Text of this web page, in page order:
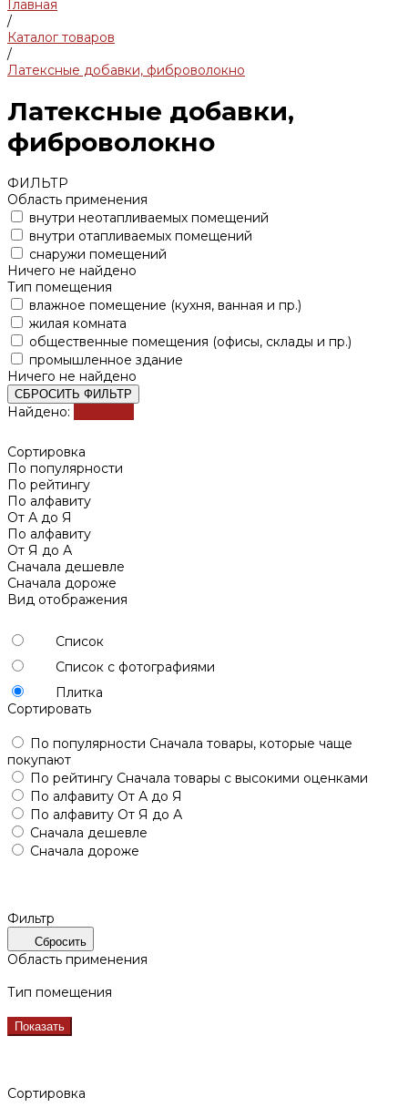
Главная
/
Каталог товаров
/
Латексные добавки, фиброволокно
Латексные добавки,
фиброволокно
ФИЛЬТР
Область применения
внутри неотапливаемых помещений
внутри отапливаемых помещений
снаружи помещений
Ничего не найдено
Тип помещения
влажное помещение (кухня, ванная и пр.)
жилая комната
общественные помещения (офисы, склады и пр.)
промышленное здание
Ничего не найдено
СБРОСИТЬ ФИЛЬТР
Найдено:
Сортировка
По популярности
По рейтингу
По алфавиту
От А до Я
По алфавиту
От Я до А
Сначала дешевле
Сначала дороже
Вид отображения
Список
Список с фотографиями
Плитка
Сортировать
По популярности Сначала товары, которые чаще
покупают
По рейтингу Сначала товары с высокими оценками
По алфавиту От А до Я
По алфавиту От Я до А
Сначала дешевле
Сначала дороже
Фильтр
Сбросить
Область применения
Тип помещения
Показать
Сортировка